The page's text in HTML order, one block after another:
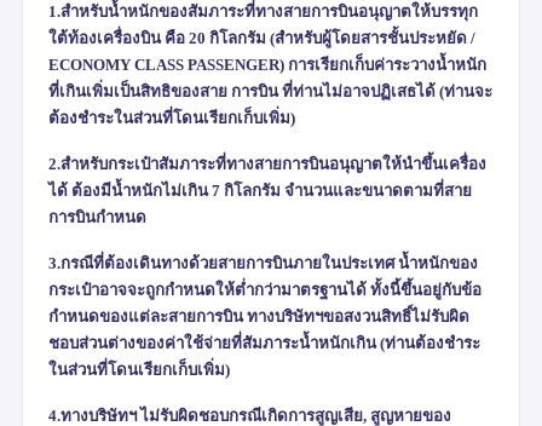
1.สำหรับน้ำหนักของสัมภาระที่ทางสายการบินอนุญาตให้บรรทุก
ใต้ท้องเครื่องบิน คือ 20 กิโลกรัม (สำหรับผู้โดยสารชั้นประหยัด /
ECONOMY CLASS PASSENGER) การเรียกเก็บค่าระวางน้ำหนัก
ที่เกินเพิ่มเป็นสิทธิของสาย การบิน ที่ท่านไม่อาจปฏิเสธได้ (ท่านจะ
ต้องชำระในส่วนที่โดนเรียกเก็บเพิ่ม)
2.สำหรับกระเป๋าสัมภาระที่ทางสายการบินอนุญาตให้นำขึ้นเครื่อง
ได้ ต้องมีน้ำหนักไม่เกิน7 กิโลกรัม จำนวนและขนาดตามที่สาย
การบินกำหนด
3.กรณีที่ต้องเดินทางด้วยสายการบินภายในประเทศ น้ำหนักของ
กระเป๋าอาจจะถูกกำหนดให้ต่ำกว่ามาตรฐานได้ ทั้งนี้ขึ้นอยู่กับข้อ
กำหนดของแต่ละสายการบิน ทางบริษัทฯขอสงวนสิทธิ์ไม่รับผิด
ชอบส่วนต่างของค่าใช้จ่ายที่สัมภาระน้ำหนักเกิน (ท่านต้องชำระ
ในส่วนที่โดนเรียกเก็บเพิ่ม)
4.ทางบริษัทฯ ไม่รับผิดชอบกรณีเกิดการสูญเสีย, สูญหายของ